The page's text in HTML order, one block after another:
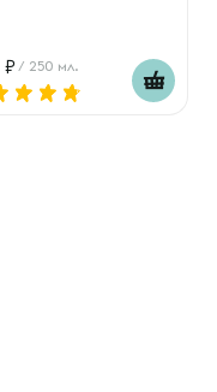
/ 250 мл.